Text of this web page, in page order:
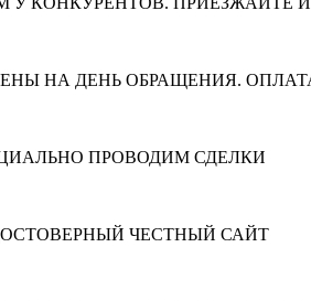
НА ДЕНЬ ОБРАЩЕНИЯ.
ПРОВОДИМ СДЕЛКИ
ЧЕСТНЫЙ САЙТ